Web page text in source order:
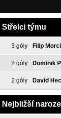
Střelci týmu
3 góly Filip
2 góly Dominik
2 góly David
Nejbližší